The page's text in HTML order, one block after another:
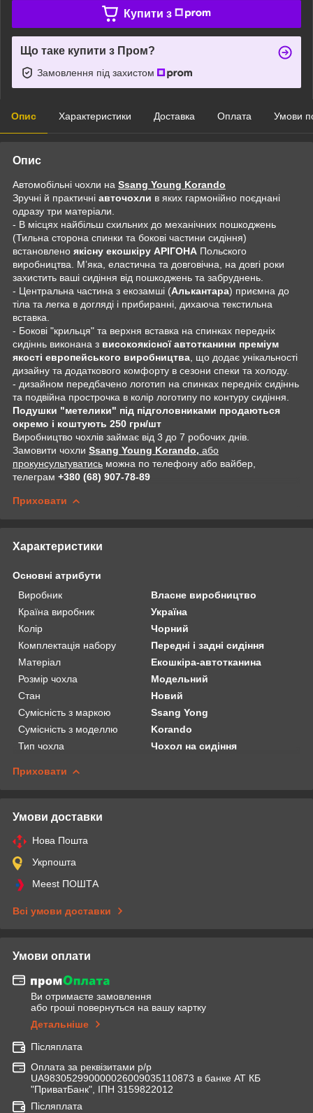
Купити з
Що таке купити з Пром?
Замовлення під захистом
Опис Характеристики Доставка Оплата Умови
Опис
Автомобільні чохли на Ssang Young Korando
Зручні й практичні авточохли в яких гармонійно поєднані
одразу три матеріали.
- В місцях найбільш схильних до механічних пошкоджень
(Тильна сторона спинки та бокові частини сидіння)
встановлено якісну екошкіру АРІГОНА Польского
виробництва. Мʼяка, еластична та довговічна, на довгі роки
захистить ваші сидіння від пошкоджень та забруднень.
- Центральна частина з екозамші (Алькантара) приємна до
тіла та легка в догляді і прибиранні, дихаюча текстильна
вставка.
- Бокові "крильця" та верхня вставка на спинках передніх
сидіннь виконана з високоякісної автотканини преміум
якості европейського виробництва , що додає унікальності
дизайну та додаткового комфорту в сезони спеки та холоду.
- дизайном передбачено логотип на спинках передніх сидіннь
та подвійна прострочка в колір логотипу по контуру сидіння.
Подушки "метелики" під підголовниками продаються
окремо і коштують 250 грн/шт
Виробництво чохлів займає від 3 до 7 робочих днів.
Замовити чохли Ssang Young Korando, або
прокунсультуватись можна по телефону або вайбер,
телеграм +380 (68) 907-78-89
Приховати
Характеристики
Основні атрибути
Виробник
Власне виробництво
Країна виробник
Україна
Колір
Чорний
Комплектація набору
Передні і задні сидіння
Матеріал
Екошкіра-автотканина
Розмір чохла
Модельний
Стан
Новий
Сумісність з маркою
Ssang Yong
Сумісність з моделлю
Korando
Тип чохла
Чохол на сидіння
Приховати
Умови доставки
Нова Пошта
Укрпошта
Meest ПОШТА
Всі умови доставки
Умови оплати
Ви отримаєте замовлення
або гроші повернуться на вашу картку
Детальніше
Післяплата
Оплата за реквізитами р/р
UA983052990000026009035110873 в банке АТ КБ
"ПриватБанк", ІПН 3159822012
Післяплата